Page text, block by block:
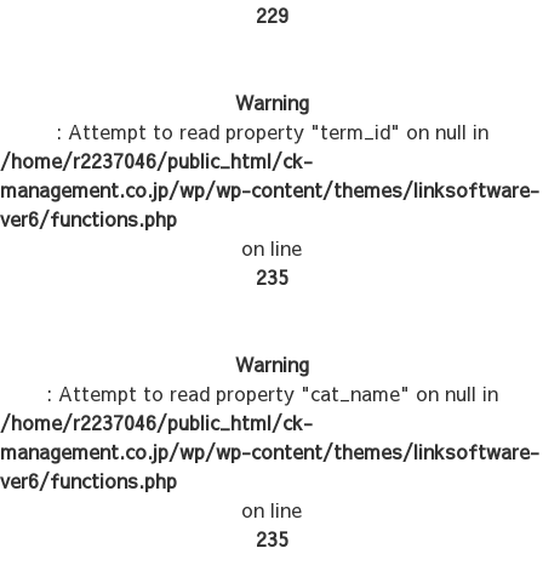
229
Warning
: Attempt to read property "term_id" on null in
/home/r2237046/public_html/ck-
management.co.jp/wp/wp-content/themes/linksoftware-
ver6/functions.php
on line
235
Warning
: Attempt to read property "cat_name" on null in
/home/r2237046/public_html/ck-
management.co.jp/wp/wp-content/themes/linksoftware-
ver6/functions.php
on line
235